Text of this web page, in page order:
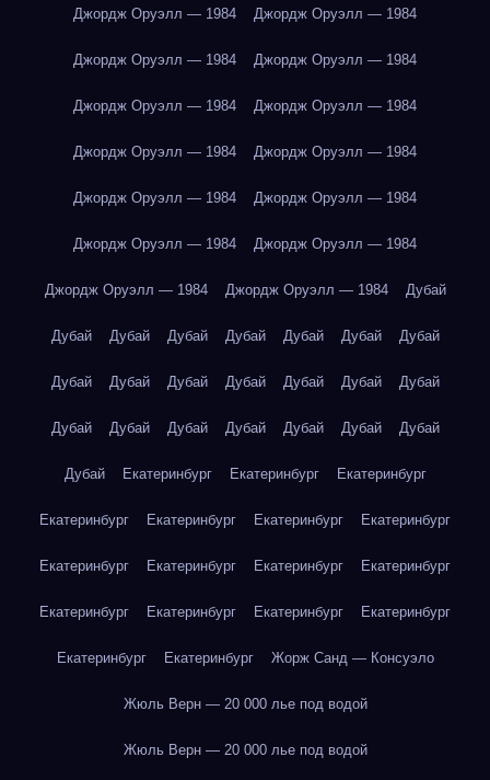
Джордж Оруэлл — 1984 Джордж Оруэлл — 1984
Джордж Оруэлл — 1984 Джордж Оруэлл — 1984
Джордж Оруэлл — 1984 Джордж Оруэлл — 1984
Джордж Оруэлл — 1984 Джордж Оруэлл — 1984
Джордж Оруэлл — 1984 Джордж Оруэлл — 1984
Джордж Оруэлл — 1984 Джордж Оруэлл — 1984
Джордж Оруэлл — 1984 Джордж Оруэлл — 1984 Дубай
Дубай Дубай Дубай Дубай Дубай Дубай Дубай
Дубай Дубай Дубай Дубай Дубай Дубай Дубай
Дубай Дубай Дубай Дубай Дубай Дубай Дубай
Дубай Екатеринбург Екатеринбург Екатеринбург
Екатеринбург Екатеринбург Екатеринбург Екатеринбург
Екатеринбург Екатеринбург Екатеринбург Екатеринбург
Екатеринбург Екатеринбург Екатеринбург Екатеринбург
Екатеринбург Екатеринбург Жорж Санд — Консуэло
Жюль Верн — 20 000 лье под водой
Жюль Верн — 20 000 лье под водой